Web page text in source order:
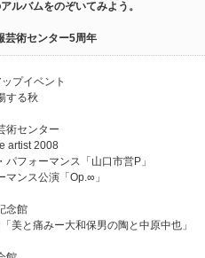
ルバムをのぞいてみよう。
芸術センター5周年
プイベント
する秋
術センター
artist 2008
フォーマンス「山口市営P」
マンス公演「Op.∞」
念館
「美と痛みー大和保男の陶と中原中也」